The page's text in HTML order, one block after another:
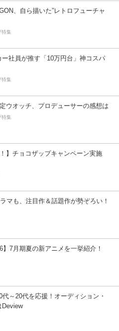
、自ら描いた”レトロフューチャ
特集
ー社員が推す「10万円台」神コスパ
特集
ウオッチ、プロデューサーの感想は
特集
！】チョコザップキャンペーン実施
マも、注目作＆話題作が勢ぞろい！
】7月期夏の新アニメを一挙紹介！
～20代を応援！オーディション・
Deview